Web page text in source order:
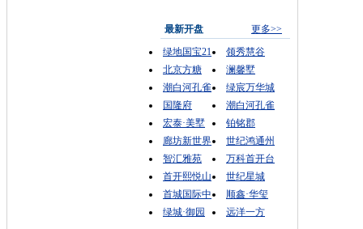
最新开盘
更多>>
绿地国宝21
领秀慧谷
北京方糖
澜馨墅
潮白河孔雀
绿宸万华城
国隆府
潮白河孔雀
宏泰·美墅
铂铭郡
廊坊新世界
世纪鸿通州
智汇雅苑
万科首开台
首开熙悦山
世纪星城
首城国际中
顺鑫·华玺
绿城·御园
远洋一方